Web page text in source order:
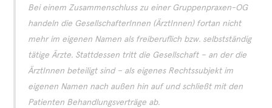
Bei einem Zusammenschluss zu einer Gruppenpraxen-OG
handeln die GesellschafterInnen (ÄrztInnen) fortan nicht
mehr im eigenen Namen als freiberuflich bzw. selbstständig
tätige Ärzte. Stattdessen tritt die Gesellschaft – an der die
ÄrztInnen beteiligt sind – als eigenes Rechtssubjekt im
eigenen Namen nach außen hin auf und schließt mit den
Patienten Behandlungsverträge ab.